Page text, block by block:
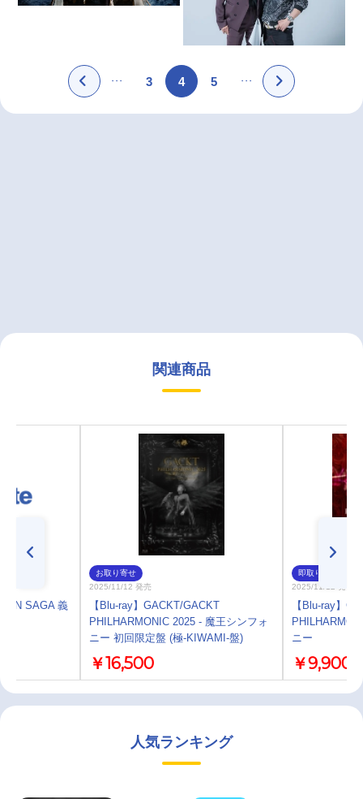
3 4 5
関連商品
SAGA 義
お取り寄せ
2025/11/12 発売
【Blu-ray】GACKT/GACKT
PHILHARMONIC 2025 - 魔王シンフォ
ニー 初回限定盤 (極-KIWAMI-盤)
￥16,500
即取り
2025/11/12 発売
【Blu-ray】
ニー
￥9,900
人気ランキング